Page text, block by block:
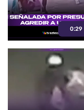
0:29